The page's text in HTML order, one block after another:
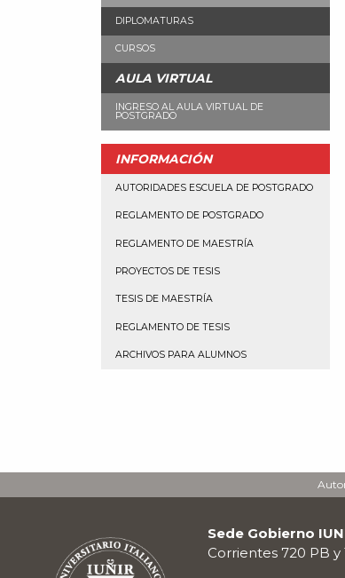
DIPLOMATURAS
CURSOS
AULA VIRTUAL
INGRESO AL AULA VIRTUAL DE
POSTGRADO
INFORMACIÓN
AUTORIDADES ESCUELA DE POSTGRADO
REGLAMENTO DE POSTGRADO
REGLAMENTO DE MAESTRÍA
PROYECTOS DE TESIS
TESIS DE MAESTRÍA
REGLAMENTO DE TESIS
ARCHIVOS PARA ALUMNOS
Sede Gobierno
Corrientes 720 PB y